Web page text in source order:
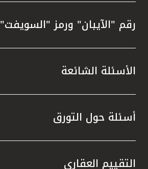
رقم "الآيبان" ورمز "السويفت"
الأسئلة الشائعة
أسئلة حول التورق
التقييم العقاري